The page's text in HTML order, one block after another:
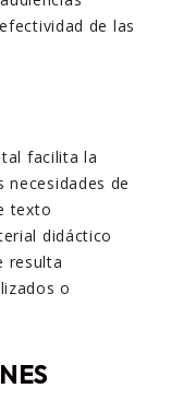
de las
facilita la
de
texto
didáctico
resulta
o